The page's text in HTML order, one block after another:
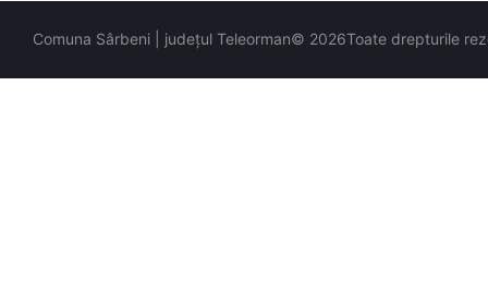
Comuna Sârbeni | județul Teleorman© 2026Toate drepturile